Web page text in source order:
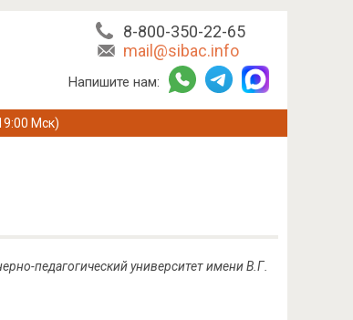
8-800-350-22-65
mail@sibac.info
Напишите нам:
Мск)
педагогический университет имени В.Г.